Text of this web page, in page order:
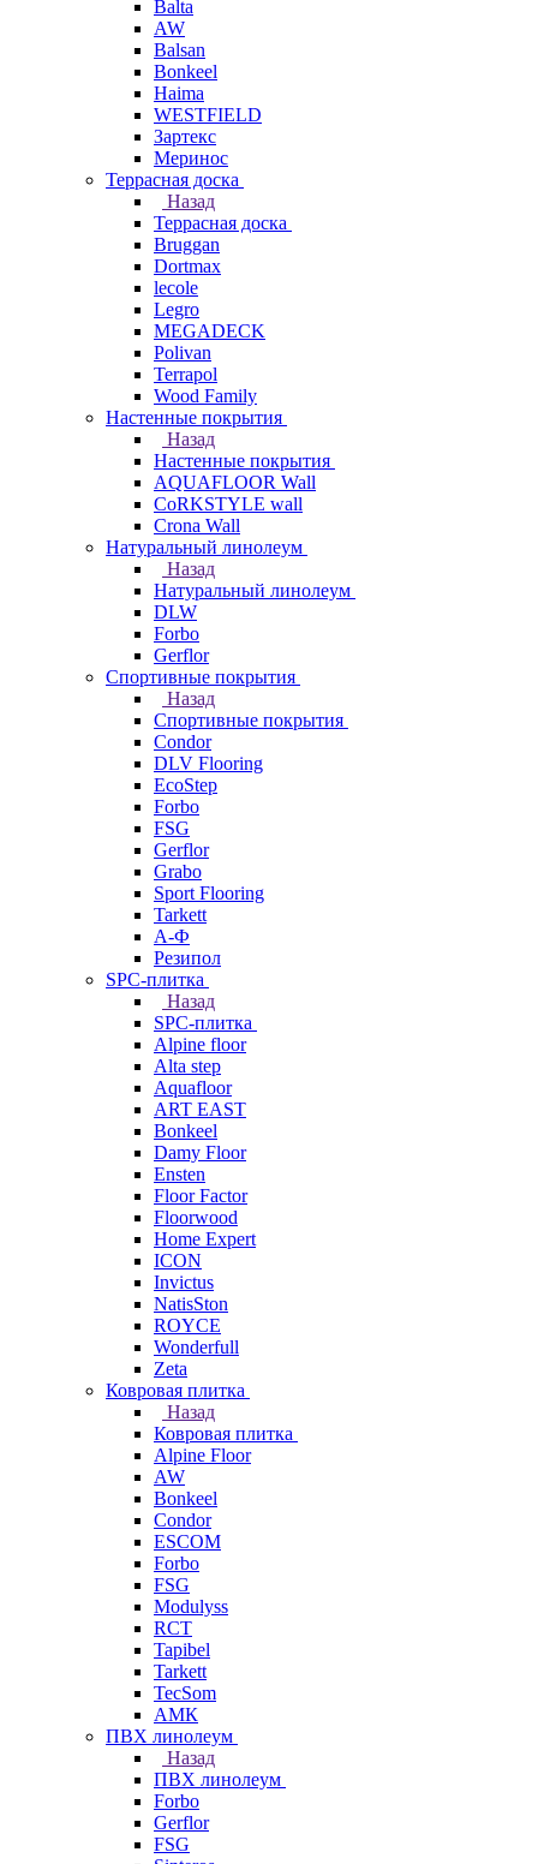
Balta
AW
Balsan
Bonkeel
Haima
WESTFIELD
Зартекс
Меринос
Террасная доска
Назад
Террасная доска
Bruggan
Dortmax
lecole
Legro
MEGADECK
Polivan
Terrapol
Wood Family
Настенные покрытия
Назад
Настенные покрытия
AQUAFLOOR Wall
CoRKSTYLE wall
Crona Wall
Натуральный линолеум
Назад
Натуральный линолеум
DLW
Forbo
Gerflor
Спортивные покрытия
Назад
Спортивные покрытия
Condor
DLV Flooring
EcoStep
Forbo
FSG
Gerflor
Grabo
Sport Flooring
Tarkett
А-Ф
Резипол
SPC-плитка
Назад
SPC-плитка
Alpine floor
Alta step
Aquafloor
ART EAST
Bonkeel
Damy Floor
Ensten
Floor Factor
Floorwood
Home Expert
ICON
Invictus
NatisSton
ROYCE
Wonderfull
Zeta
Ковровая плитка
Назад
Ковровая плитка
Alpine Floor
AW
Bonkeel
Condor
ESCOM
Forbo
FSG
Modulyss
RCT
Tapibel
Tarkett
TecSom
АМК
ПВХ линолеум
Назад
ПВХ линолеум
Forbo
Gerflor
FSG